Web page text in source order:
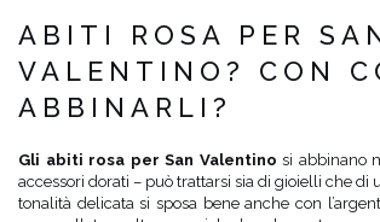
ABITI ROSA PER
VALENTINO? CON
ABBINARLI?
Gli abiti rosa per San Valentino si abbinano
accessori dorati – può trattarsi sia di gioielli che di
tonalità delicata si sposa bene anche con